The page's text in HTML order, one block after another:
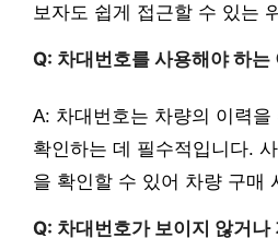
보자도 쉽게 접근할 수 있는
Q: 차대번호를 사용해야 하
A: 차대번호는 차량의 이력
확인하는 데 필수적입니다.
을 확인할 수 있어 차량 구매
Q: 차대번호가 보이지 않거나